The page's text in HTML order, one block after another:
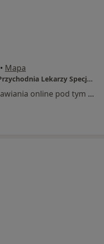
• Mapa
Gabinet Stomatologiczny – Przychodnia Lekarzy Specjalistów Eskulap
Specjalista nie oferuje umawiania online pod tym adresem.